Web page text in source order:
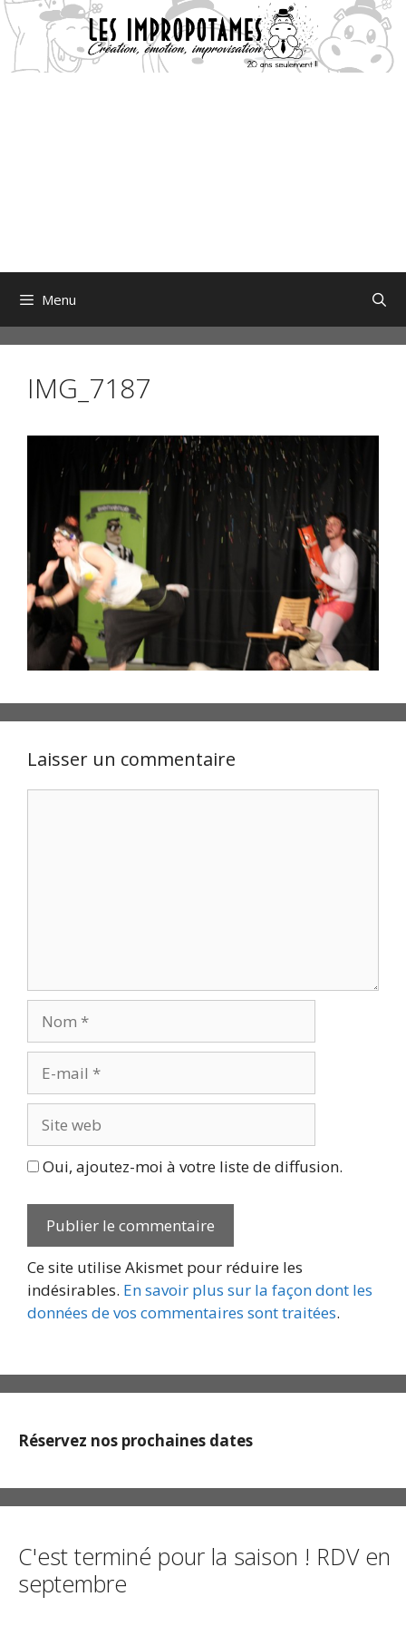
Aller
au
contenu
Menu
IMG_7187
Laisser un commentaire
mail
web
Oui, ajoutez-moi à votre liste de diffusion.
Ce site utilise Akismet pour réduire les
indésirables. En savoir plus sur la façon dont les
données de vos commentaires sont traitées.
Réservez nos prochaines dates
C'est terminé pour la saison ! RDV en
septembre